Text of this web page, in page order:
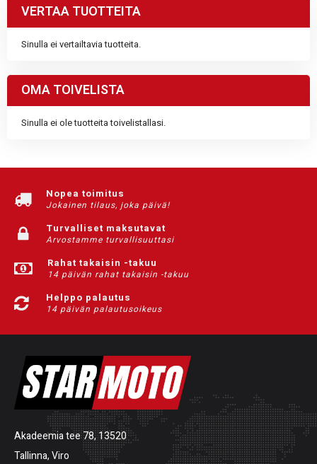
VERTAA TUOTTEITA
Sinulla ei vertailtavia tuotteita.
OMA TOIVELISTA
Sinulla ei ole tuotteita toivelistallasi.
Nopea toimitus
Jokainen tilaus, joka päivä!
Turvalliset maksutavat
Arvostamme turvallisuuttasi
Rahat takaisin -takuu
14 päivän rahat takaisin -takuu
Helppo palautus
14 päivän palautusoikeus
Akadeemia tee 78, 13520
Tallinna, Viro